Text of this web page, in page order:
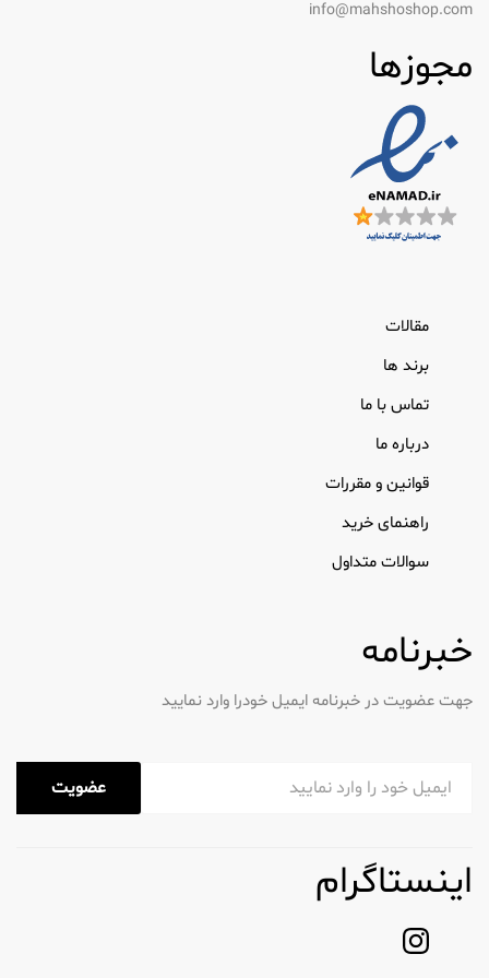
پاک کننده های قهوه ساز: این محصولات
شما عملکردی و عاری از رسوبات معدنی
هستند و طعم دم نوش شما را افزایش می
راه حل های لباسشویی: محصولات
شوینده و پاک کننده های آنزیمی، به حفظ
لباس شما کمک می کنند و در عین حال
اطمینان حاصل کنید که روال تمیز کردن شما نه تنها
موثر است، بلکه از نظر محیطی نیز مسئولیت پذیر
است.
که انتخاب می کنید می تواند تأثیر قابل توجهی بر نتایج
شما داشته باشد. پاک کننده های فعال به چند دلیل
محصولات فعال پایداری را در اولویت قرار می دهند.
بسیاری از پاک کننده های آنها با مواد زیست تخریب
برای خانه و هم برای محیط زیست ایمن هستند. علاوه
قابل بازیافت باشد و ضایعات را کاهش دهد.
به محصول کمتری در هر بار استفاده نیاز دارید، که به
مرور زمان باعث صرفه جویی می شود. تبلت ها و ورق
های لباسشویی اکتیو نمونه های بسیار خوبی هستند
که نشان می دهد چگونه می توانید هزینه ها و ضایعات
info@mahshoshop.com
مجوزها
مقالات
برند ها
تماس با ما
درباره ما
قوانین و مقررات
راهنمای خرید
سوالات متداول
خبرنامه
جهت عضویت در خبرنامه ایمیل خودرا وارد نمایید
عضویت
اینستاگرام